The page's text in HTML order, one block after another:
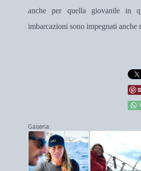
anche per quella giovanile in
imbarcazioni sono impegnati anche
Galleria: